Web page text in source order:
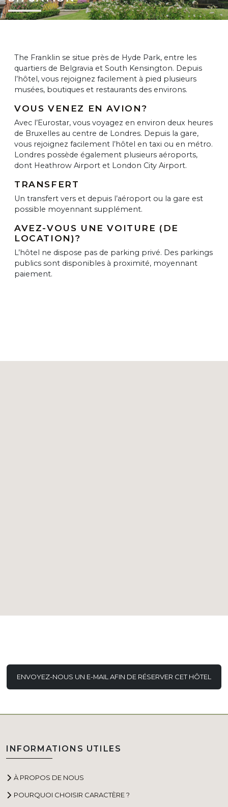
The Franklin se situe près de Hyde Park, entre les
quartiers de Belgravia et South Kensington. Depuis
l’hôtel, vous rejoignez facilement à pied plusieurs
musées, boutiques et restaurants des environs.
VOUS VENEZ EN AVION?
Avec l’Eurostar, vous voyagez en environ deux heures
de Bruxelles au centre de Londres. Depuis la gare,
vous rejoignez facilement l’hôtel en taxi ou en métro.
Londres possède également plusieurs aéroports,
dont Heathrow Airport et London City Airport.
TRANSFERT
Un transfert vers et depuis l’aéroport ou la gare est
possible moyennant supplément.
AVEZ-VOUS UNE VOITURE (DE
LOCATION)?
L’hôtel ne dispose pas de parking privé. Des parkings
publics sont disponibles à proximité, moyennant
paiement.
ENVOYEZ-NOUS UN E-MAIL AFIN DE RÉSERVER CET HÔTEL
INFORMATIONS UTILES
À PROPOS DE NOUS
POURQUOI CHOISIR CARACTÈRE ?